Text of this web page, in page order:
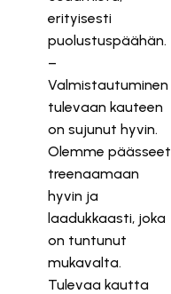
erityisesti
puolustuspäähän.
–
Valmistautuminen
tulevaan kauteen
on sujunut hyvin.
Olemme päässeet
treenaamaan
hyvin ja
laadukkaasti, joka
on tuntunut
mukavalta.
Tulevaa kautta